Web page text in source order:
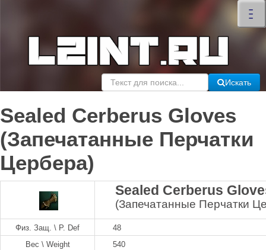
–
–
–
×
Искать
Sealed Cerberus Gloves
(Запечатанные Перчатки
Цербера)
Sealed Cerberus
(Запечатанные Перчатки
Физ. Защ. \ P. Def
48
Вес \ Weight
540